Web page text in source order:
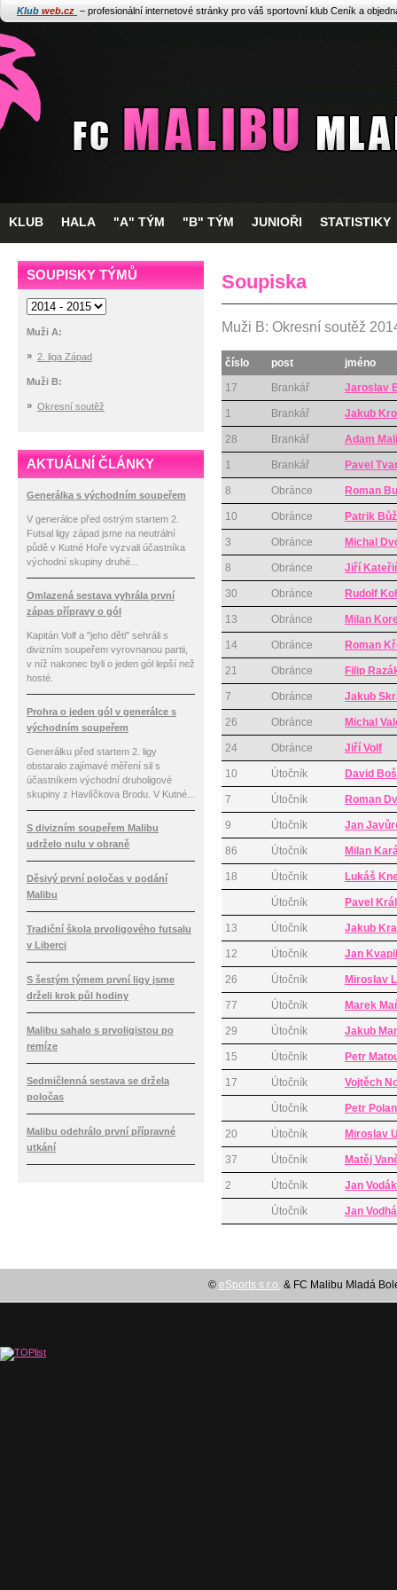
Klub web.cz – profesionální internetové stránky pro váš sportovní klub Ceník a
KLUB HALA "A" TÝM "B" TÝM JUNIOŘI STATISTIKY
Soupiska
Muži B: Okresní soutěž
číslo post
jméno
17
Brankář Jaroslav
1 Brankář Jakub
28 Brankář Adam
1 Brankář Pavel
8 Obránce Roman
10 Obránce Patrik
3 Obránce Michal
8 Obránce Jiří
30 Obránce Rudolf
13 Obránce Milan
14 Obránce Roman
21 Obránce Filip
7 Obránce Jakub
26 Obránce Michal
24 Obránce Jiří Volf
10 Útočník David
7 Útočník Roman
9 Útočník Jan
86 Útočník Milan
18 Útočník Lukáš
Útočník Pavel Král
13 Útočník Jakub
12 Útočník Jan Kvapil
26 Útočník Miroslav
77 Útočník Marek
29 Útočník Jakub
15 Útočník Petr
17 Útočník Vojtěch
Útočník Petr
20 Útočník Miroslav
37 Útočník Matěj
2 Útočník Jan Vodák
Útočník Jan
SOUPISKY TÝMŮ
Muži A:
2. liga Západ
Muži B:
Okresní soutěž
AKTUÁLNÍ ČLÁNKY
Generálka s východním soupeřem
V generálce před ostrým startem 2.
Futsal ligy západ jsme na neutrální
půdě v Kutné Hoře vyzvali účastníka
východní skupiny druhé...
Omlazená sestava vyhrála první
zápas přípravy o gól
Kapitán Volf a "jeho děti" sehráli s
divizním soupeřem vyrovnanou partii,
v níž nakonec byli o jeden gól lepší než
hosté.
Prohra o jeden gól v generálce s
východním soupeřem
Generálku před startem 2. ligy
obstaralo zajímavé měření sil s
účastníkem východní druholigové
skupiny z Havlíčkova Brodu. V Kutné...
S divizním soupeřem Malibu
udrželo nulu v obraně
Děsivý první poločas v podání
Malibu
Tradiční škola prvoligového futsalu
v Liberci
S šestým týmem první ligy jsme
drželi krok půl hodiny
Malibu sahalo s prvoligistou po
remíze
Sedmičlenná sestava se držela
poločas
Malibu odehrálo první přípravné
utkání
© eSports s.r.o. & FC Malibu Mladá